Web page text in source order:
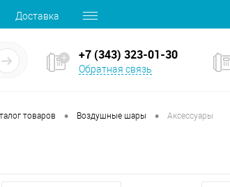
Доставка
+7 (343) 323-01-30
Обратная связь
товаров • Воздушные шары • Аксессуары